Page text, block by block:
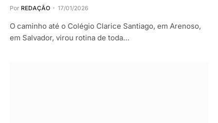
Por REDAÇÃO 17/01/2026
O caminho até o Colégio Clarice Santiago, em Arenoso,
em Salvador, virou rotina de toda…